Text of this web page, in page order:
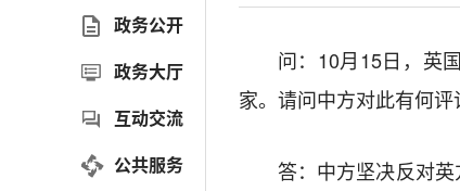
问：10月15日，英
家。请问中方对此有何评
答：中方坚决反对
政务公开
政务大厅
互动交流
公共服务